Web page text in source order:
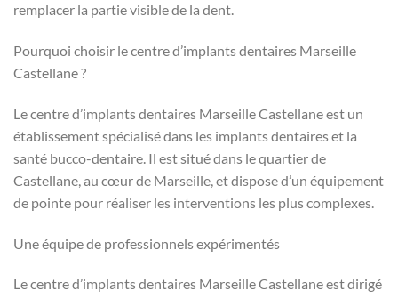
remplacer la partie visible de la dent.
Pourquoi choisir le centre d’implants dentaires Marseille
Castellane ?
Le centre d’implants dentaires Marseille Castellane est un
établissement spécialisé dans les implants dentaires et la
santé bucco-dentaire. Il est situé dans le quartier de
Castellane, au cœur de Marseille, et dispose d’un équipement
de pointe pour réaliser les interventions les plus complexes.
Une équipe de professionnels expérimentés
Le centre d’implants dentaires Marseille Castellane est dirigé